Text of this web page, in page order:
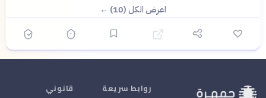
اعرض الكل (10) ←
روابط سريعة قانوني